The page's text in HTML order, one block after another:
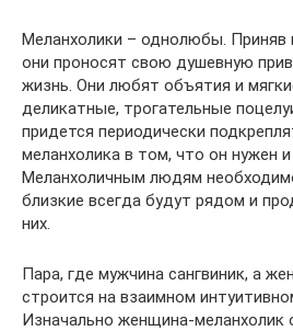
Меланхолики – однолюбы. Приняв
они проносят свою душевную
жизнь. Они любят объятия и
деликатные, трогательные
придется периодически
меланхолика в том, что он нужен
Меланхоличным людям
близкие всегда будут рядом и
них.
Пара, где мужчина сангвиник, а
строится на взаимном
Изначально женщина-меланхолик